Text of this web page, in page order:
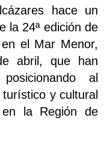
hace un
la 24ª edición de
el Mar Menor,
abril, que han
al
y cultural
la Región de